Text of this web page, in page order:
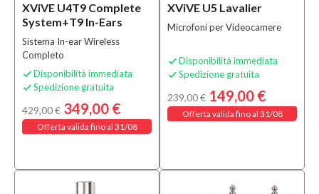
Alimentatori
Multipli e
Stabilizzati
(1)
MOSTRA
TUTTI
Condizione
XViVE U4T9 Complete
System+T9 In-Ears
Sistema In-ear Wireless
Completo
 Disponibilità immediata
 Spedizione gratuita
429,00 € 349,00 €
Offerta valida fino al 31/08
XViVE U5 Lavalier
Microfoni per Videocamere
 Disponibilità immediata
 Spedizione gratuita
239,00 € 149,00 €
Offerta valida fino al 31/08